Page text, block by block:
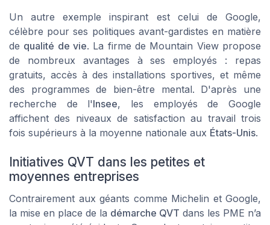
Un autre exemple inspirant est celui de Google,
célèbre pour ses politiques avant-gardistes en matière
de qualité de vie. La firme de Mountain View propose
de nombreux avantages à ses employés : repas
gratuits, accès à des installations sportives, et même
des programmes de bien-être mental. D'après une
recherche de l'Insee, les employés de Google
affichent des niveaux de satisfaction au travail trois
fois supérieurs à la moyenne nationale aux États-Unis.
Initiatives QVT dans les petites et
moyennes entreprises
Contrairement aux géants comme Michelin et Google,
la mise en place de la démarche QVT dans les PME n’a